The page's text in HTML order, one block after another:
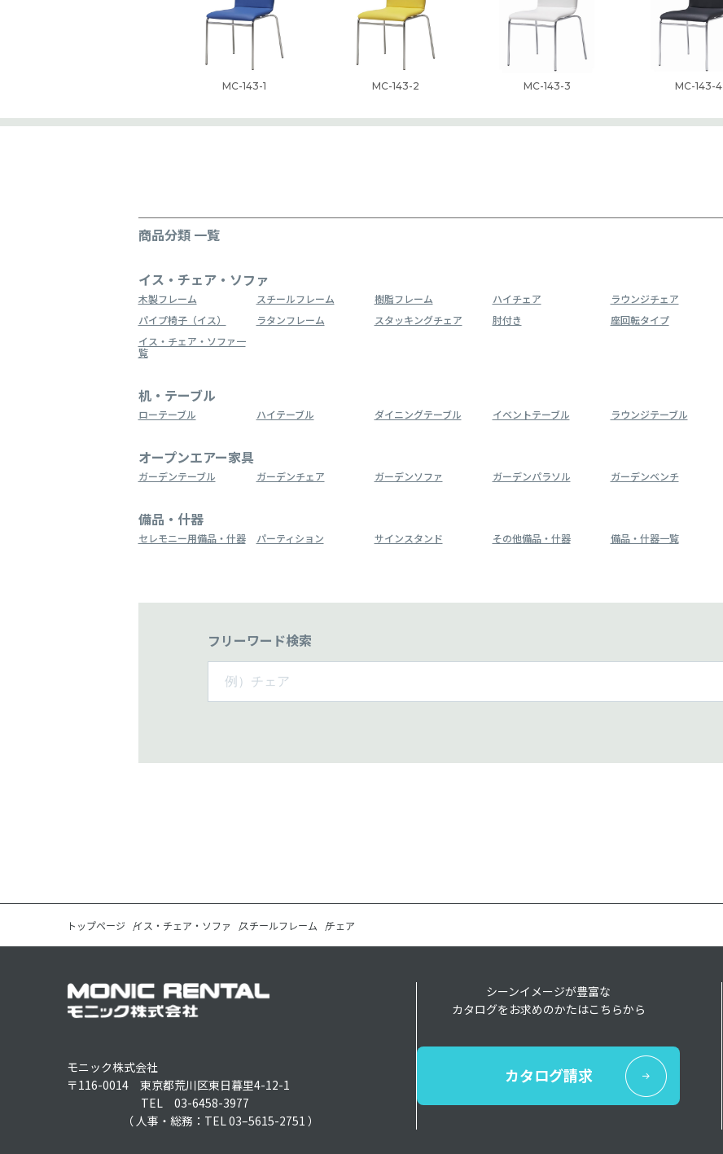
MC-143-1 MC-143-2 MC-143-3 MC-143-4
商品分類 一覧
イス・チェア・ソファ
木製フレーム スチールフレーム 樹脂フレーム ハイチェア ラウンジチェア
パイプ椅子（イス）
ラタンフレーム スタッキングチェア 肘付き 座回転タイプ
イス・チェア・ソファ一
覧
机・テーブル
ローテーブル ハイテーブル ダイニングテーブル イベントテーブル ラウンジテーブル
オープンエアー家具
ガーデンテーブル ガーデンチェア ガーデンソファ ガーデンパラソル ガーデンベンチ
備品・什器
セレモニー用備品・什器 パーティション サインスタンド その他備品・什器 備品・什器一覧
フリーワード検索
トップページ イス・チェア・ソファ スチールフレーム チェア
モニック株式会社
〒116-0014 東京都荒川区東日暮里4-12-1
TEL 03-6458-3977
（ 人事・総務：TEL 03–5615-2751 ）
シーンイメージが豊富な
カタログをお求めのかたはこちらから
カタログ請求